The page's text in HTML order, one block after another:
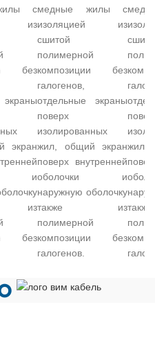
с
из
без
экран
и
из
без
медные жилы с
изоляцией из
сшитой
полимерной
композиции без
галогенов,
отдельные экраны
поверх
изолированных
жил, общий экран
поверх внутренней
оболочки и
наружную оболочку
также из
полимерной
композиции без
галогенов.
жил,